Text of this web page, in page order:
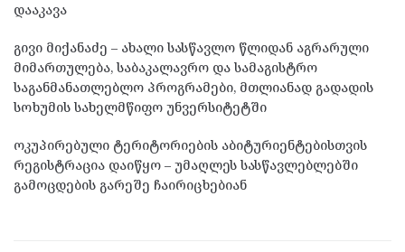
დააკავა
გივი მიქანაძე – ახალი სასწავლო წლიდან აგრარული
მიმართულება, საბაკალავრო და სამაგისტრო
საგანმანათლებლო პროგრამები, მთლიანად გადადის
სოხუმის სახელმწიფო უნვერსიტეტში
ოკუპირებული ტერიტორიების აბიტურიენტებისთვის
რეგისტრაცია დაიწყო – უმაღლეს სასწავლებლებში
გამოცდების გარეშე ჩაირიცხებიან